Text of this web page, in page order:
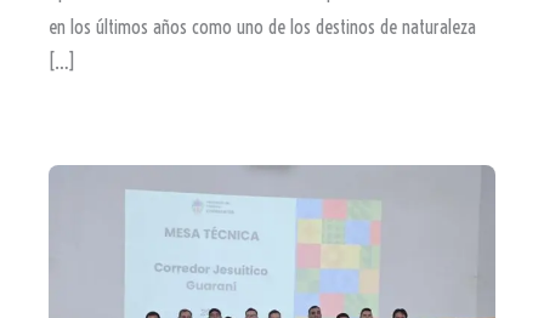
en los últimos años como uno de los destinos de naturaleza
[…]